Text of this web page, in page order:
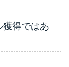
獲得ではあ